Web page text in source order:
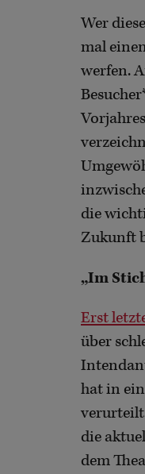
Wer
mal
werfen.
die
Zukunft
„Im
Erst
über
hat in
die
dem